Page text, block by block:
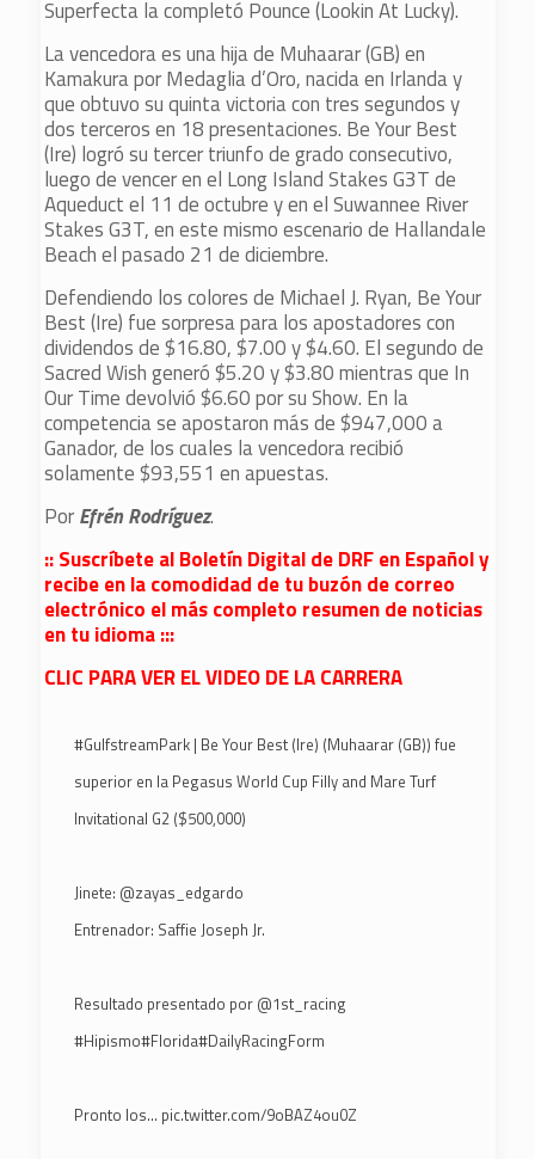
Superfecta la completó Pounce (Lookin At Lucky).
La vencedora es una hija de Muhaarar (GB) en
Kamakura por Medaglia d’Oro, nacida en Irlanda y
que obtuvo su quinta victoria con tres segundos y
dos terceros en 18 presentaciones. Be Your Best
(Ire) logró su tercer triunfo de grado consecutivo,
luego de vencer en el Long Island Stakes G3T de
Aqueduct el 11 de octubre y en el Suwannee River
Stakes G3T, en este mismo escenario de Hallandale
Beach el pasado 21 de diciembre.
Defendiendo los colores de Michael J. Ryan, Be Your
Best (Ire) fue sorpresa para los apostadores con
dividendos de $16.80, $7.00 y $4.60. El segundo de
Sacred Wish generó $5.20 y $3.80 mientras que In
Our Time devolvió $6.60 por su Show. En la
competencia se apostaron más de $947,000 a
Ganador, de los cuales la vencedora recibió
solamente $93,551 en apuestas.
PorEfrén Rodríguez.
:: Suscríbete al Boletín Digital de DRF en Español y
recibe en la comodidad de tu buzón de correo
electrónico el más completo resumen de noticias
en tu idioma :::
CLIC PARA VER EL VIDEO DE LA CARRERA
#GulfstreamPark | Be Your Best (Ire) (Muhaarar (GB)) fue
superior en la Pegasus World Cup Filly and Mare Turf
Invitational G2 ($500,000)
Jinete: @zayas_edgardo
Entrenador: Saffie Joseph Jr.
Resultado presentado por @1st_racing
#Hipismo#Florida#DailyRacingForm
Pronto los… pic.twitter.com/9oBAZ4ou0Z